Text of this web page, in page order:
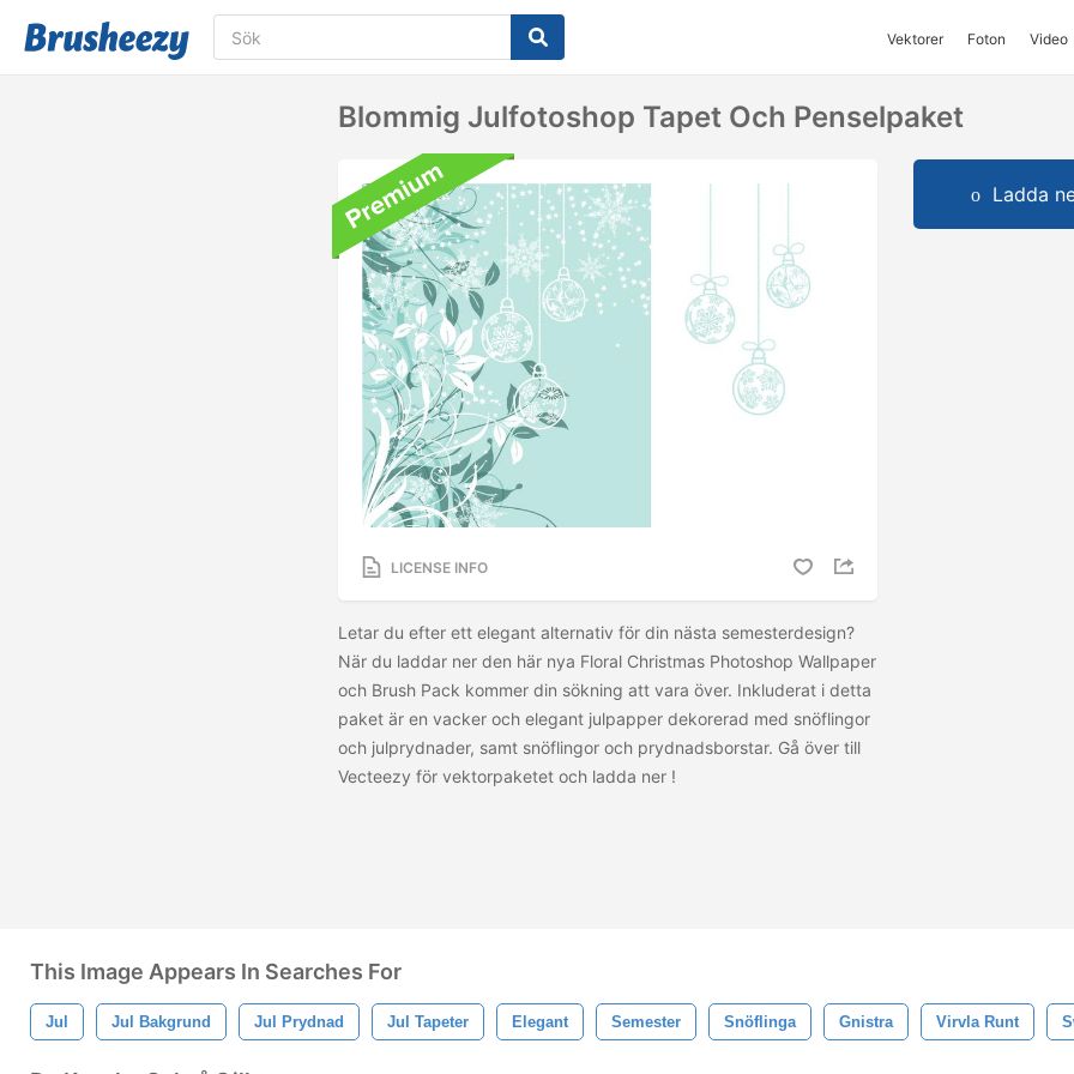
Vektorer Foton Video
Blommig Julfotoshop Tapet Och Penselpaket
LICENSE INFO
Letar du efter ett elegant alternativ för din nästa semesterdesign?
När du laddar ner den här nya Floral Christmas Photoshop Wallpaper
och Brush Pack kommer din sökning att vara över. Inkluderat i detta
paket är en vacker och elegant julpapper dekorerad med snöflingor
och julprydnader, samt snöflingor och prydnadsborstar. Gå över till
Vecteezy för vektorpaketet och ladda ner !
Ladda
This Image Appears In Searches For
Jul Jul Bakgrund Jul Prydnad Jul Tapeter Elegant Semester Snöflinga Gnistra Virvla Runt